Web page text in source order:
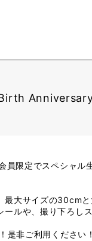
員限定でスペシャル
最大サイズの30cm
ルや、撮り下ろし
非ご利用ください！